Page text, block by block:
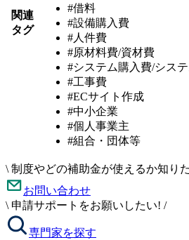
関連
タグ
#借料
#設備購入費
#人件費
#原材料費/資材費
#システム購入費/シス
#工事費
#ECサイト作成
#中小企業
#個人事業主
#組合・団体等
\ 制度やどの補助金が使えるか知り
お問い合わせ
\ 申請サポートをお願いしたい! /
専門家を探す